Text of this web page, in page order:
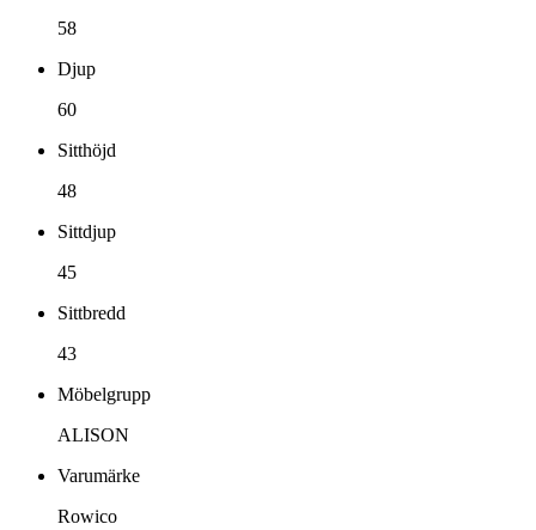
58
Djup
60
Sitthöjd
48
Sittdjup
45
Sittbredd
43
Möbelgrupp
ALISON
Varumärke
Rowico